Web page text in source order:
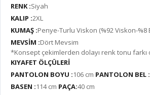
RENK :Siyah
KALIP :2XL
KUMAŞ :Penye-Turlu Viskon (%92 Viskon-%8
MEVSİM :Dört Mevsim
*Konsept çekimlerden dolayı renk tonu farkı
KIYAFET ÖLÇÜLERİ
PANTOLON BOYU :106 cm PANTOLON BEL :
BASEN :114 cm PAÇA:40 cm